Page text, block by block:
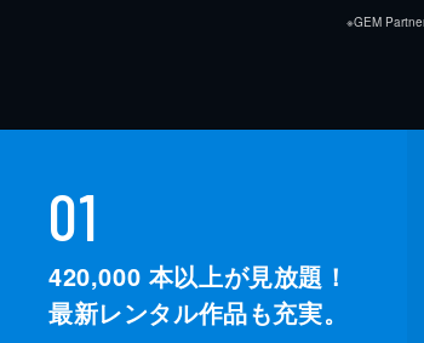
※GEM
01
420,000 本以上が見放題！
最新レンタル作品も充実。